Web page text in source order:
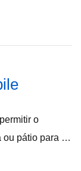
o
ou pátio para …